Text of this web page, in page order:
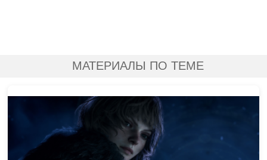
МАТЕРИАЛЫ ПО ТЕМЕ